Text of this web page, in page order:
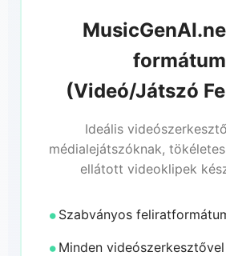
formátum
(Videó/Játszó
Ideális
médialejátszóknak,
ellátott videoklipek
Szabványos
Minden